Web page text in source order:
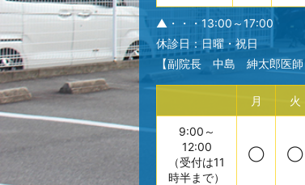
▲・・・13:00～17:00
休診日：日曜・祝日
【副院長 中島 紳太郎医師
月 火
9:00～
12:00
（受付は11
時半まで）
◯ ◯